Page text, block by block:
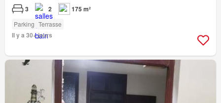
3 2 175 m²
Parking Terrasse
Il y a 30+ jours